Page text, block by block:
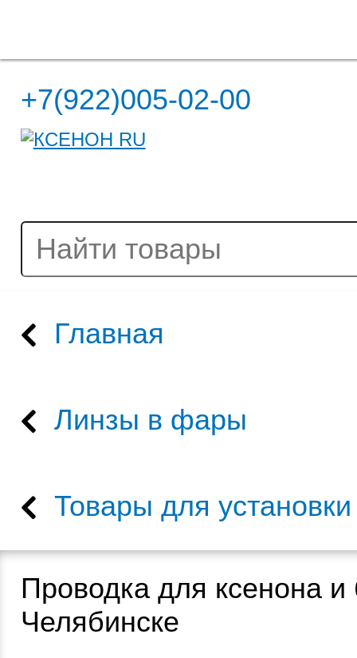
+7(922)005-02-00
Главная
Линзы в фары
Товары для установки
Проводка для ксенона и
Челябинске